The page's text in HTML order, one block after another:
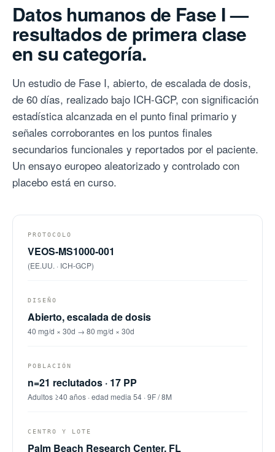
Datos humanos de Fase I —
resultados de primera clase
en su categoría.
Un estudio de Fase I, abierto, de escalada de dosis,
de 60 días, realizado bajo ICH-GCP, con significación
estadística alcanzada en el punto final primario y
señales corroborantes en los puntos finales
secundarios funcionales y reportados por el paciente.
Un ensayo europeo aleatorizado y controlado con
placebo está en curso.
PROTOCOLO
VEOS-MS1000-001
(EE.UU. · ICH-GCP)
DISEÑO
Abierto, escalada de dosis
40 mg/d × 30d → 80 mg/d × 30d
POBLACIÓN
n=21 reclutados · 17 PP
Adultos ≥40 años · edad media 54 · 9F / 8M
CENTRO Y LOTE
Palm Beach Research Center, FL